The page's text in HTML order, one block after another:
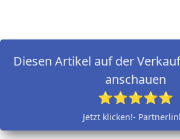
Diesen Artikel auf der
anschauen
⭐⭐⭐⭐⭐
Jetzt klicken!-